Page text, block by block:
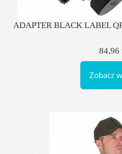
ADAPTER BLACK LABEL
84,96
Zobacz